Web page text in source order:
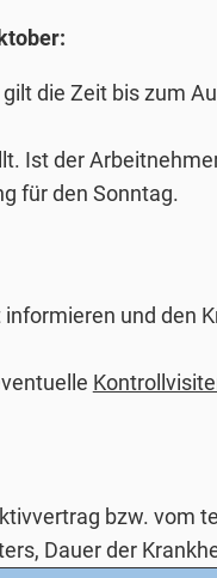
die Zeit bis zum
Ist der
für den Sonntag.
und den
bzw. vom
Dauer der